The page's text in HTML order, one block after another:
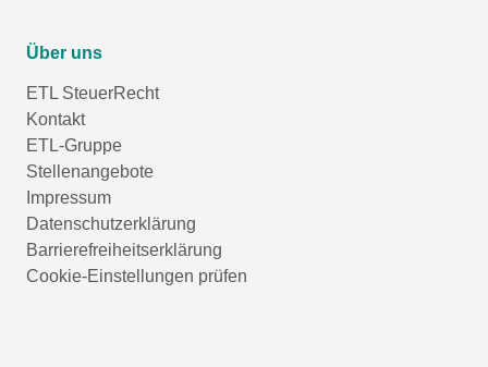
Über uns
ETL SteuerRecht
Kontakt
ETL-Gruppe
Stellenangebote
Impressum
Datenschutzerklärung
Barrierefreiheitserklärung
Cookie-Einstellungen prüfen